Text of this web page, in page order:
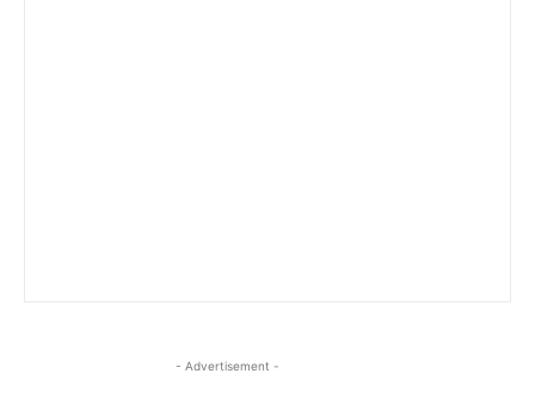
- Advertisement -